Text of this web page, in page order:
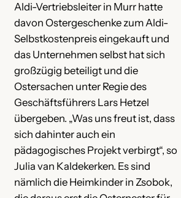
Aldi-Vertriebsleiter in Murr hatte
davon Ostergeschenke zum Aldi-
Selbstkostenpreis eingekauft und
das Unternehmen selbst hat sich
großzügig beteiligt und die
Ostersachen unter Regie des
Geschäftsführers Lars Hetzel
übergeben. „Was uns freut ist, dass
sich dahinter auch ein
pädagogisches Projekt verbirgt“, so
Julia van Kaldekerken. Es sind
nämlich die Heimkinder in Zsobok,